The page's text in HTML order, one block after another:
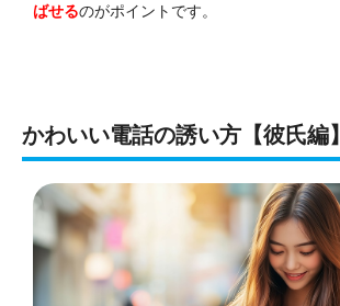
ばせるのがポイントです。
かわいい電話の誘い方【彼氏編】